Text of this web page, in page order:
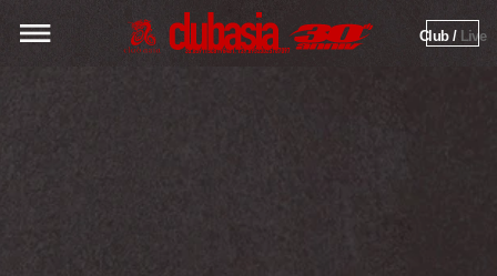
Club / Live